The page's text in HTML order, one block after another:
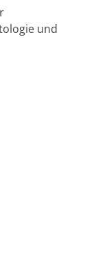
und